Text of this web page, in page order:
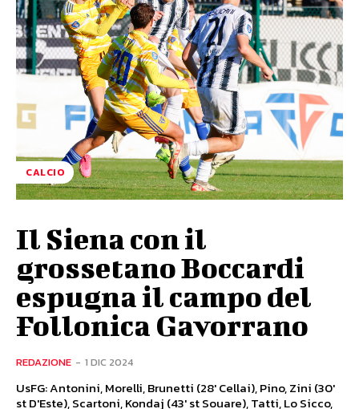
CALCIO
Il Siena con il
grossetano Boccardi
espugna il campo del
Follonica Gavorrano
REDAZIONE - 1 DIC 2024
UsFG: Antonini, Morelli, Brunetti (28' Cellai), Pino, Zini (30'
st D'Este), Scartoni, Kondaj (43' st Souare), Tatti, Lo Sicco,